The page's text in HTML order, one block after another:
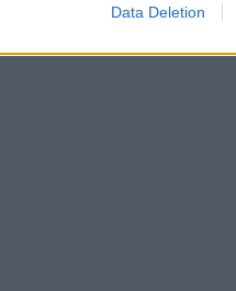
Data Deletion